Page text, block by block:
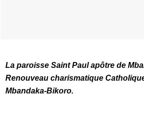
La paroisse Saint Paul apôtre de
Renouveau charismatique
Mbandaka-Bikoro.